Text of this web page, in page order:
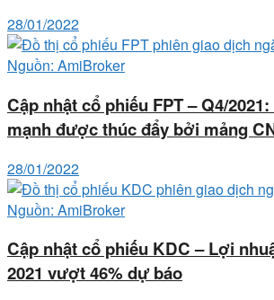
28/01/2022
Cập nhật cổ phiếu FPT – Q4/
mạnh được thúc đẩy bởi mảng
28/01/2022
Cập nhật cổ phiếu KDC – Lợi
2021 vượt 46% dự báo